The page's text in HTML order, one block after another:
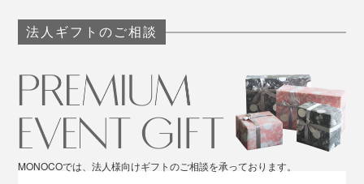
法人ギフトのご相談
MONOCOでは、法人様向けギフトのご相談を承っております。